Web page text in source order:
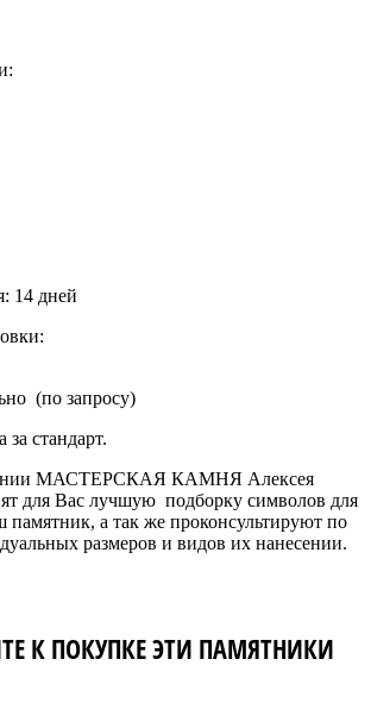
14 дней
(по запросу)
за стандарт.
МАСТЕРСКАЯ КАМНЯ Алексея
для Вас лучшую подборку символов для
памятник, а так же проконсультируют по
размеров и видов их нанесении.
К ПОКУПКЕ ЭТИ ПАМЯТНИКИ